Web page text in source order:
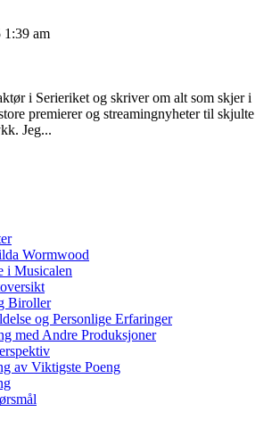
1:39 am
i Serieriket og skriver om alt som skjer i
premierer og streamingnyheter til skjulte
Jeg...
Wormwood
i Musicalen
Biroller
og Personlige Erfaringer
med Andre Produksjoner
av Viktigste Poeng